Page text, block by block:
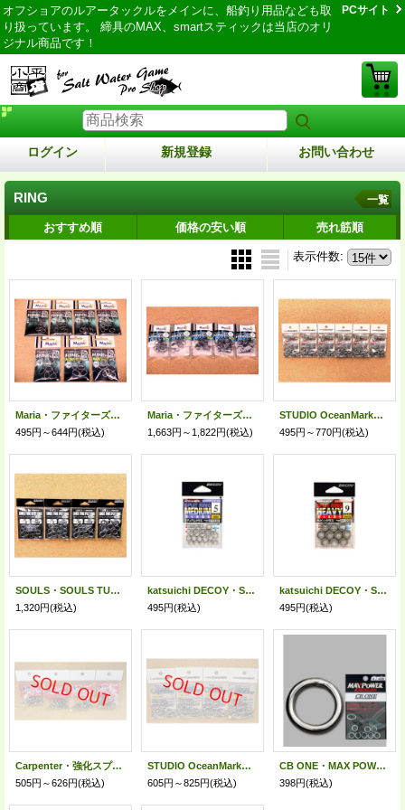
オフショアのルアータックルをメインに、船釣り用品なども取
り扱っています。 締具のMAX、smartスティックは当店のオリ
ジナル商品です！
PCサイト
ログイン 新規登録 お問い合わせ
RING 一覧
おすすめ順 価格の安い順 売れ筋順
表示件数:
Maria・ファイターズリング ダエン
495円～644円(税込)
Maria・ファイターズリング ダエン徳用
1,663円～1,822円(税込)
STUDIO OceanMark・TRACK Split Ring M−spec
495円～770円(税込)
SOULS・SOULS TUNE SPLIT RING
1,320円(税込)
katsuichi DECOY・Split Ring MediumClass R-3
495円(税込)
katsuichi DECOY・Split Ring Split Ring HeavyClass R-5
495円(税込)
Carpenter・強化スプリットリング Plus
505円～626円(税込)
STUDIO OceanMark・TRACK Split Ring
605円～825円(税込)
CB ONE・MAX POWER WELDED RING
398円(税込)